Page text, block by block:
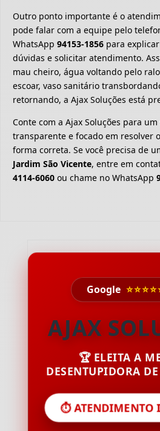
Outro ponto importante é o
pode falar com a equipe pelo
WhatsApp 94153-1856 para
dúvidas e solicitar atendimento.
mau cheiro, água voltando pelo
escoar, vaso sanitário
retornando, a Ajax Soluções está
Conte com a Ajax Soluções para
transparente e focado em resolver
forma correta. Se você precisa de
Jardim São Vicente, entre em
4114-6060 ou chame no WhatsApp
Google
AJAX
🏆 ELEITA A
DESENTUPIDORA
⏱️ ATENDIMENTO